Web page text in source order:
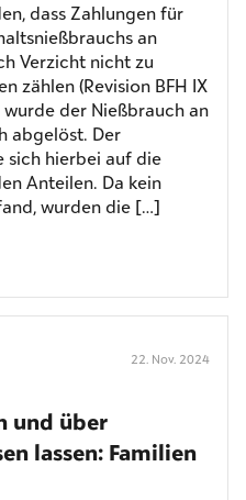
dass Zahlungen für
an
Verzicht nicht zu
zählen (Revision BFH IX
wurde der Nießbrauch an
abgelöst. Der
sich hierbei auf die
Anteilen. Da kein
wurden die […]
22. Nov. 2024
und über
lassen: Familien